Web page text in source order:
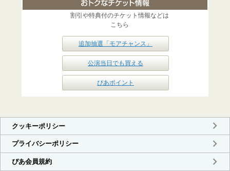
割引や特典付のチケット情報などは
こちら
追加抽選「モアチャンス」
公演当日でも買える
ぴあポイント